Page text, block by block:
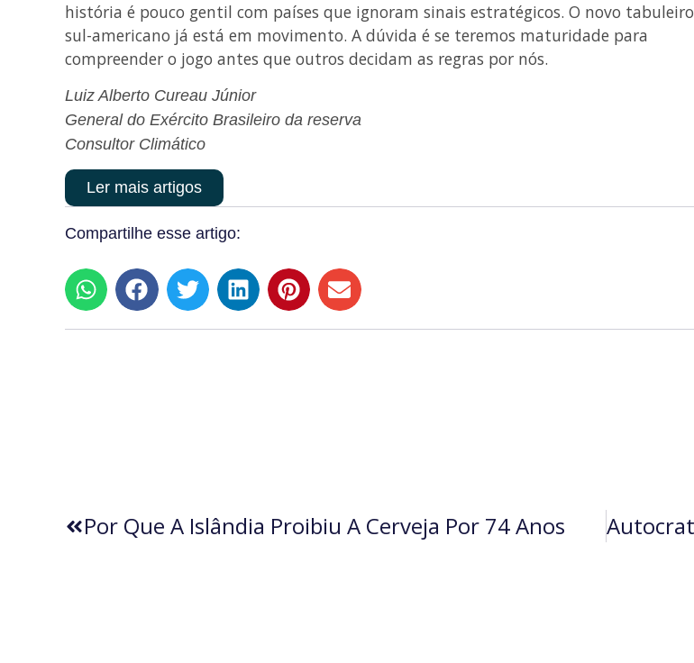
história é pouco gentil com países que ignoram sinais estratégicos. O novo tabuleiro
sul-americano já está em movimento. A dúvida é se teremos maturidade para
compreender o jogo antes que outros decidam as regras por nós.
Luiz Alberto Cureau Júnior
General do Exército Brasileiro da reserva
Consultor Climático
Ler mais artigos
Compartilhe esse artigo:
Por Que A Islândia Proibiu A Cerveja Por 74 Anos